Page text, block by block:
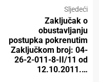
Sljedeći
Zaključak o
obustavljanju
postupka pokrenutim
Zaključkom broj: 04-
26-2-011-8-II/11 od
12.10.2011.…